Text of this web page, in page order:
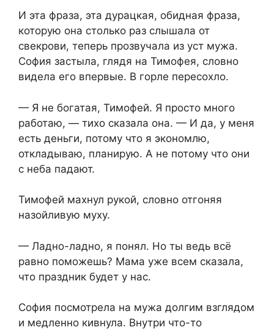
И эта фраза, эта дурацкая, обидная фраза,
которую она столько раз слышала от
свекрови, теперь прозвучала из уст мужа.
София застыла, глядя на Тимофея, словно
видела его впервые. В горле пересохло.
— Я не богатая, Тимофей. Я просто много
работаю, — тихо сказала она. — И да, у меня
есть деньги, потому что я экономлю,
откладываю, планирую. А не потому что они
с неба падают.
Тимофей махнул рукой, словно отгоняя
назойливую муху.
— Ладно-ладно, я понял. Но ты ведь всё
равно поможешь? Мама уже всем сказала,
что праздник будет у нас.
София посмотрела на мужа долгим взглядом
и медленно кивнула. Внутри что-то